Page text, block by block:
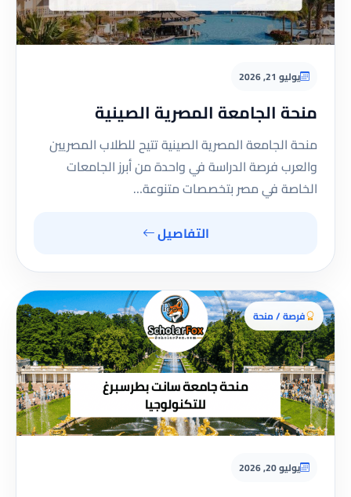
يوليو 21, 2026
منحة الجامعة المصرية الصينية
منحة الجامعة المصرية الصينية تتيح للطلاب المصريين
والعرب فرصة الدراسة في واحدة من أبرز الجامعات
الخاصة في مصر بتخصصات متنوعة…
التفاصيل
فرصة / منحة
يوليو 20, 2026